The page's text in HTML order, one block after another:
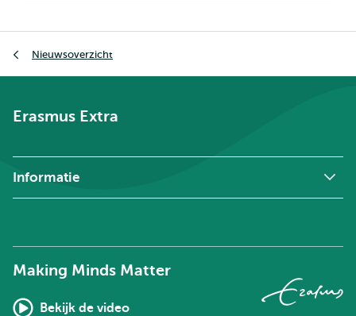
Nieuwsoverzicht
Erasmus Extra
Informatie
Making Minds Matter
Bekijk de video